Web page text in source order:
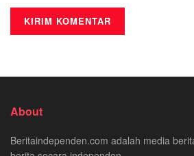
About
Beritaindependen.com adalah media